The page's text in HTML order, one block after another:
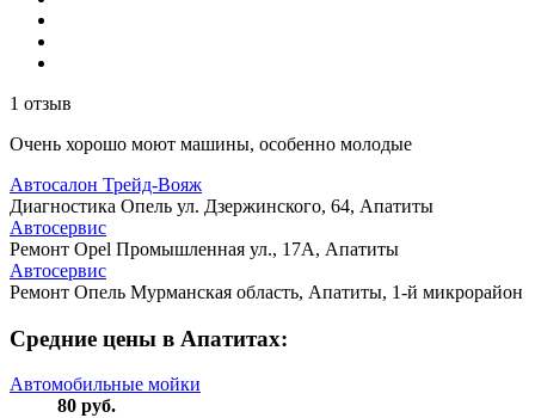
1 отзыв
Очень хорошо моют машины, особенно молодые
Автосалон Трейд-Вояж
Диагностика Опель ул. Дзержинского, 64, Апатиты
Автосервис
Ремонт Opel Промышленная ул., 17А, Апатиты
Автосервис
Ремонт Опель Мурманская область, Апатиты, 1-й микрорайон
Средние цены в Апатитах:
Автомобильные мойки
80 руб.